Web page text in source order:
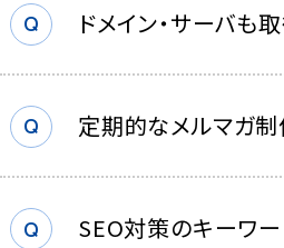
ドメイン・サーバも
定期的なメルマガ制
SEO対策のキーワー